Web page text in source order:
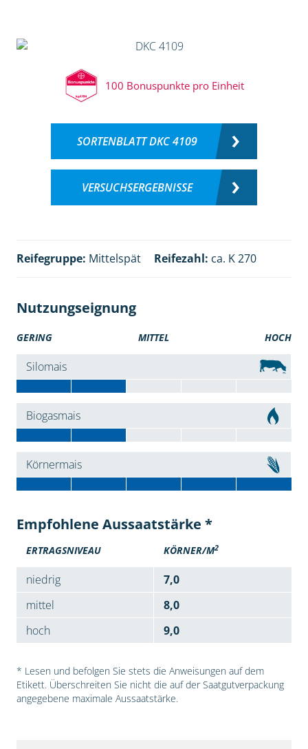
100 Bonuspunkte pro Einheit
SORTENBLATT DKC 4109
VERSUCHSERGEBNISSE
Reifegruppe: Mittelspät Reifezahl: ca. K 270
Nutzungseignung
GERING MITTEL HOCH
Silomais
Biogasmais
Körnermais
Empfohlene Aussaatstärke *
ERTRAGSNIVEAU KÖRNER/M2
niedrig
7,0
mittel
8,0
hoch
9,0
* Lesen und befolgen Sie stets die Anweisungen auf dem
Etikett. Überschreiten Sie nicht die auf der Saatgutverpackung
angegebene maximale Aussaatstärke.